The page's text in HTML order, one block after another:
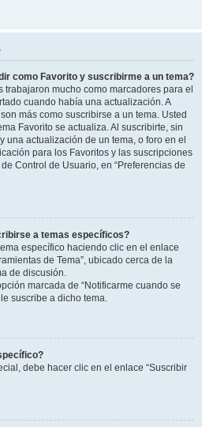
como Favorito y suscribirme a un tema?
trabajaron mucho como marcadores para el
cuando había una actualización. A
más como suscribirse a un tema. Usted
Favorito se actualiza. Al suscribirte, sin
una actualización de un tema, o foro en el
para los Favoritos y las suscripciones
Control de Usuario, en “Preferencias de
a temas específicos?
específico haciendo clic en el enlace
de Tema”, ubicado cerca de la
de discusión.
marcada de “Notificarme cuando se
suscribe a dicho tema.
debe hacer clic en el enlace “Suscribir